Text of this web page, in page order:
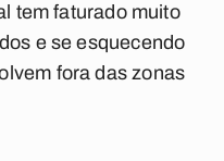
tem faturado muito
e se esquecendo
fora das zonas